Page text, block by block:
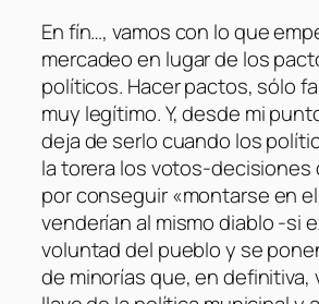
En fín…, vamos con lo que
mercadeo en lugar de los
políticos. Hacer pactos, sólo
muy legítimo. Y, desde mi
deja de serlo cuando los
la torera los votos-decisiones
por conseguir «montarse en
venderían al mismo diablo -si
voluntad del pueblo y se
de minorías que, en definitiva,